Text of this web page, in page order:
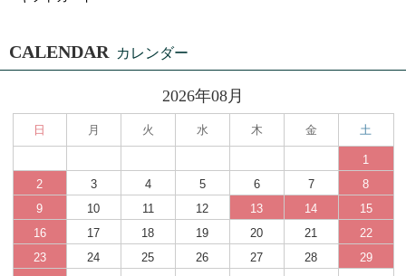
CALENDAR カレンダー
2026年08月
日 月 火 水 木 金 土
1
2
3 4 5 6 7
8
9
10 11 12 13 14
15
16
17 18 19 20 21
22
23
24 25 26 27 28
29